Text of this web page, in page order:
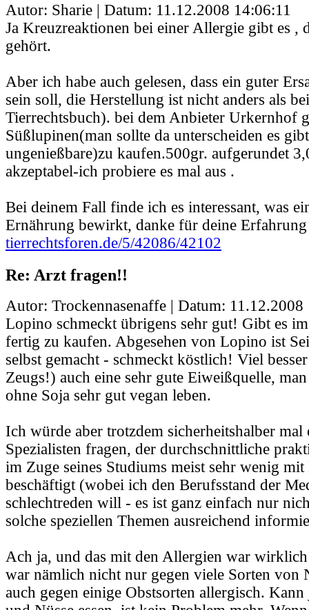
Autor: Sharie | Datum: 11.12.2008 14:06:11
Ja Kreuzreaktionen bei einer Allergie gibt es ,
gehört.
Aber ich habe auch gelesen, dass ein guter
sein soll, die Herstellung ist nicht anders als
Tierrechtsbuch). bei dem Anbieter Urkernhof
Süßlupinen(man sollte da unterscheiden es
ungenießbare)zu kaufen.500gr. aufgerundet
akzeptabel-ich probiere es mal aus .
Bei deinem Fall finde ich es interessant, was
Ernährung bewirkt, danke für deine Erfahrung
tierrechtsforen.de/5/42086/42102
Re: Arzt fragen!!
Autor: Trockennasenaffe | Datum: 11.12.2008
Lopino schmeckt übrigens sehr gut! Gibt es
fertig zu kaufen. Abgesehen von Lopino ist
selbst gemacht - schmeckt köstlich! Viel
Zeugs!) auch eine sehr gute Eiweißquelle,
ohne Soja sehr gut vegan leben.
Ich würde aber trotzdem sicherheitshalber
Spezialisten fragen, der durchschnittliche
im Zuge seines Studiums meist sehr wenig
beschäftigt (wobei ich den Berufsstand der
schlechtreden will - es ist ganz einfach nur
solche speziellen Themen ausreichend
Ach ja, und das mit den Allergien war wirklich
war nämlich nicht nur gegen viele Sorten von
auch gegen einige Obstsorten allergisch.